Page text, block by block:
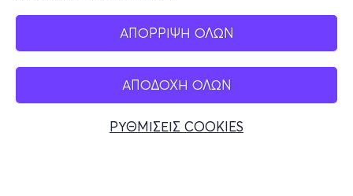
ΑΠΟΡΡΙΨΗ ΟΛΩΝ
ΑΠΟΔΟΧΗ ΟΛΩΝ
ΡΥΘΜΙΣΕΙΣ COOKIES
Mobile app